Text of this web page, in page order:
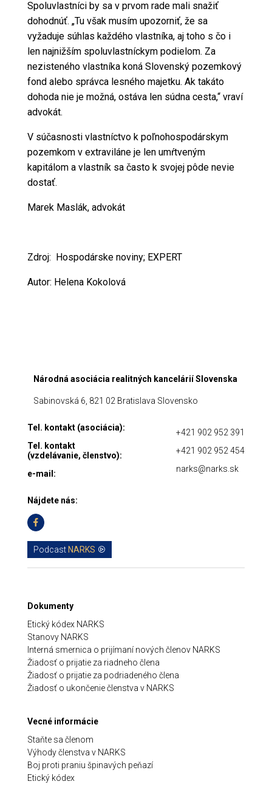
Spoluvlastníci by sa v prvom rade mali snažiť
dohodnúť. „Tu však musím upozorniť, že sa
vyžaduje súhlas každého vlastníka, aj toho s čo i
len najnižším spoluvlastníckym podielom. Za
nezisteného vlastníka koná Slovenský pozemkový
fond alebo správca lesného majetku. Ak takáto
dohoda nie je možná, ostáva len súdna cesta,“ vraví
advokát.
V súčasnosti vlastníctvo k poľnohospodárskym
pozemkom v extraviláne je len umŕtveným
kapitálom a vlastník sa často k svojej pôde nevie
dostať.
Marek Maslák, advokát
Zdroj: Hospodárske noviny; EXPERT
Autor: Helena Kokolová
Národná asociácia realitných kancelárií Slovenska
Sabinovská 6, 821 02 Bratislava Slovensko
Tel. kontakt (asociácia):
Tel. kontakt
(vzdelávanie, členstvo):
e-mail:
+421 902 952 391
+421 902 952 454
narks@narks.sk
Nájdete nás:
Podcast NARKS
Dokumenty
Etický kódex NARKS
Stanovy NARKS
Interná smernica o prijímaní nových členov NARKS
Žiadosť o prijatie za riadneho člena
Žiadosť o prijatie za podriadeného člena
Žiadosť o ukončenie členstva v NARKS
Vecné informácie
Staňte sa členom
Výhody členstva v NARKS
Boj proti praniu špinavých peňazí
Etický kódex